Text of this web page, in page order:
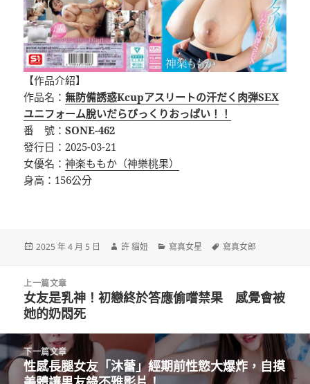
【作品介紹】
作品名：無防備誘惑Kcupアスリートの汗だく肉弾SEX
ユニフォーム脫いだらびっくりおっぱい！！
番 號：SONE-462
發行日：2025-03-21
女優名：神楽ももか（神樂桃果）
身高：156公分
發
期:
2025 年 4 月 5 日
作
許 貓妞
分
寫真女星
標
寫真女郎
上一篇文章
上
一
篇
文
章:
女友是乳神！初戀終於答應偷嚐禁果 感覺會被
她的奶悶死
下一篇文章
下
性感長腿女友「沐蕾」經期前性慾大爆炸，自摸